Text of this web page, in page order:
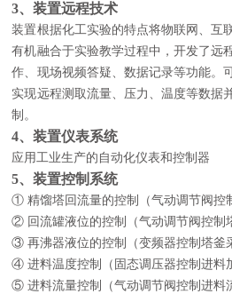
3、装置远程技术
装置根据化工实验的特点将物联网、互
有机融合于实验教学过程中，开发了远
作、现场视频答疑、数据记录等功能。
实现远程测取流量、压力、温度等数据
制。
4、装置仪表系统
应用工业生产的自动化仪表和控制器
5、装置控制系统
① 精馏塔回流量的控制（气动调节阀控
② 回流罐液位的控制（气动调节阀控制
③ 再沸器液位的控制（变频器控制塔釜
④ 进料温度控制（固态调压器控制进料
⑤ 进料流量控制（气动调节阀控制进料